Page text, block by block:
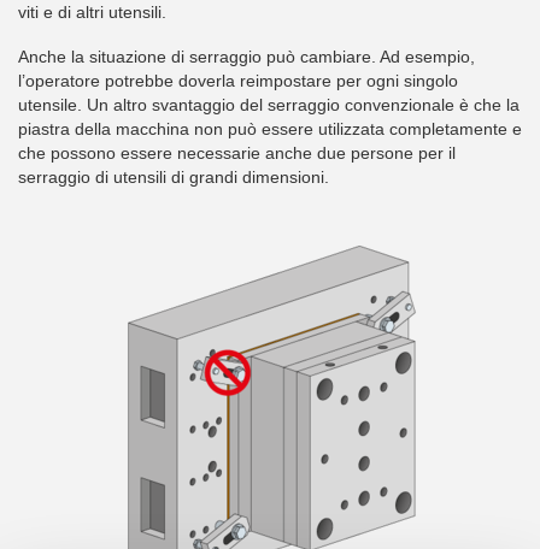
viti e di altri utensili.
Anche la situazione di serraggio può cambiare. Ad esempio,
l’operatore potrebbe doverla reimpostare per ogni singolo
utensile. Un altro svantaggio del serraggio convenzionale è che la
piastra della macchina non può essere utilizzata completamente e
che possono essere necessarie anche due persone per il
serraggio di utensili di grandi dimensioni.